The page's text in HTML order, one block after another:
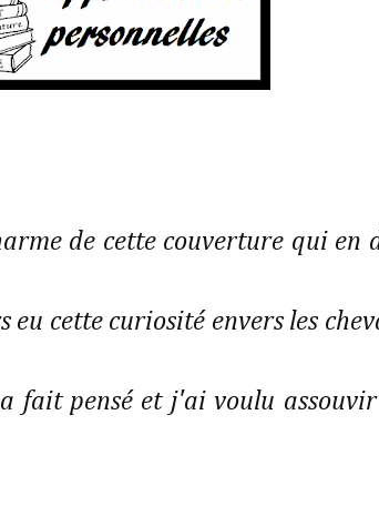
de cette couverture qui en
cette curiosité envers les
fait pensé et j'ai voulu assouvir